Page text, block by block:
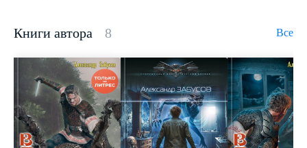
Книги автора 8 Все